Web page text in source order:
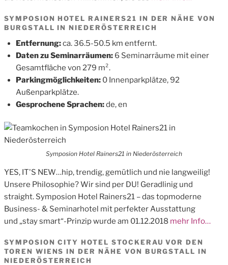
SYMPOSION HOTEL RAINERS21 IN DER NÄHE VON
BURGSTALL IN NIEDERÖSTERREICH
Entfernung:ca. 36.5-50.5 km entfernt.
Daten zu Seminarräumen: 6 Seminarräume mit einer
Gesamtfläche von 279 m².
Parkingmöglichkeiten: 0 Innenparkplätze, 92
Außenparkplätze.
Gesprochene Sprachen:de, en
Symposion Hotel Rainers21 in Niederösterreich
YES, IT'S NEW…hip, trendig, gemütlich und nie langweilig!
Unsere Philosophie? Wir sind per DU! Geradlinig und
straight. Symposion Hotel Rainers21 – das topmoderne
Business- & Seminarhotel mit perfekter Ausstattung
und „stay smart“-Prinzip wurde am 01.12.2018 mehr Info…
SYMPOSION CITY HOTEL STOCKERAU VOR DEN
TOREN WIENS IN DER NÄHE VON BURGSTALL IN
NIEDERÖSTERREICH